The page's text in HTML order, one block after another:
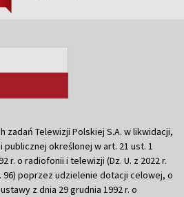
zadań Telewizji Polskiej S.A. w likwidacji,
publicznej określonej w art. 21 ust. 1
r. o radiofonii i telewizji (Dz. U. z 2022 r.
96) poprzez udzielenie dotacji celowej, o
z dnia 29 grudnia 1992 r. o